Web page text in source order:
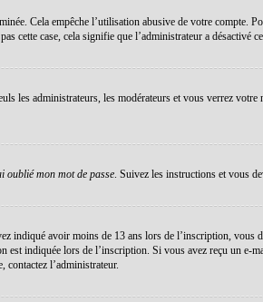
Cela empêche l’utilisation abusive de votre compte.
cette case, cela signifie que l’administrateur a désactivé
les administrateurs, les modérateurs et vous verrez
oublié mon mot de passe. Suivez les instructions et vous
indiqué avoir moins de 13 ans lors de l’inscription, vous
indiquée lors de l’inscription. Si vous avez reçu un e-
contactez l’administrateur.